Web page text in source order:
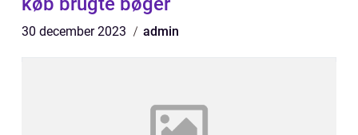
30 december 2023 admin